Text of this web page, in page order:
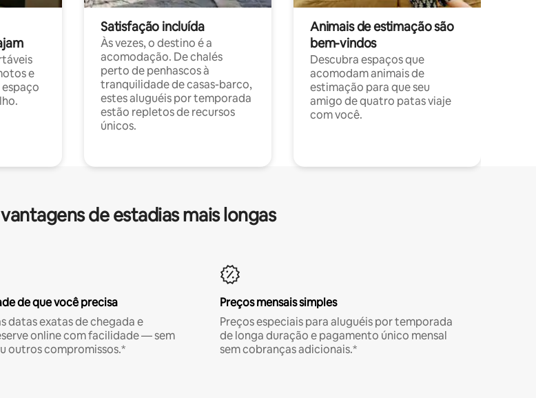
e
Satisfação incluída
Às vezes, o destino é a
acomodação. De chalés
perto de penhascos à
tranquilidade de casas-barco,
estes aluguéis por temporada
estão repletos de recursos
únicos.
Animais de estimação são
bem-vindos
Descubra espaços que
acomodam animais de
estimação para que seu
amigo de quatro patas viaje
com você.
de estadias mais longas
de que você precisa
datas exatas de chegada e
online com facilidade — sem
outros compromissos.*
Preços mensais simples
Preços especiais para aluguéis por temporada
de longa duração e pagamento único mensal
sem cobranças adicionais.*